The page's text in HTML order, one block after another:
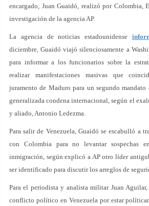
encargado, Juan Guaidó, realizó por Colombia,
investigación de la agencia AP.
La agencia de noticias estadounidense
diciembre, Guaidó viajó silenciosamente a
para informar a los funcionarios sobre la
realizar manifestaciones masivas que
juramento de Maduro para un segundo
generalizada condena internacional, según el
y aliado, Antonio Ledezma.
Para salir de Venezuela, Guaidó se escabulló a
con Colombia para no levantar sospechas
inmigración, según explicó a AP otro líder
ser identificado para discutir los arreglos de
Para el periodista y analista militar Juan
conflicto político en Venezuela por estar